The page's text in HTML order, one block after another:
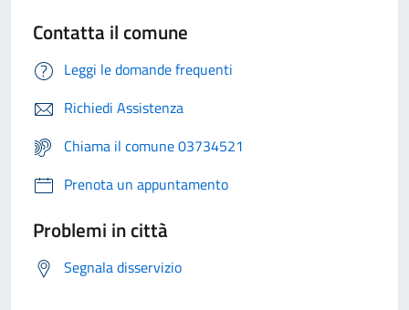
Contatta il comune
Leggi le domande frequenti
Richiedi Assistenza
Chiama il comune 03734521
Prenota un appuntamento
Problemi in città
Segnala disservizio